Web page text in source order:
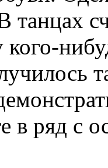
танцах
кого-
в ряд с